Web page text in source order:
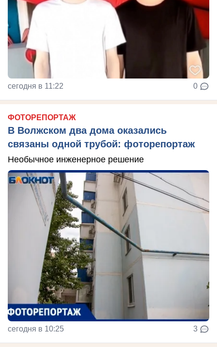
сегодня в 11:22 0
ФОТОРЕПОРТАЖ
В Волжском два дома оказались
связаны одной трубой: фоторепортаж
Необычное инженерное решение
сегодня в 10:25 3